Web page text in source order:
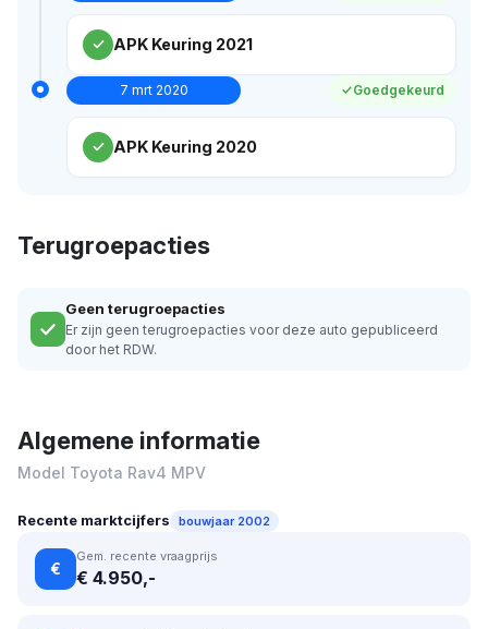
APK Keuring 2021
7 mrt 2020 Goedgekeurd
APK Keuring 2020
Terugroepacties
Geen terugroepacties
Er zijn geen terugroepacties voor deze auto gepubliceerd
door het RDW.
Algemene informatie
Model Toyota Rav4 MPV
Recente marktcijfers bouwjaar 2002
€
Gem. recente vraagprijs
€ 4.950,-